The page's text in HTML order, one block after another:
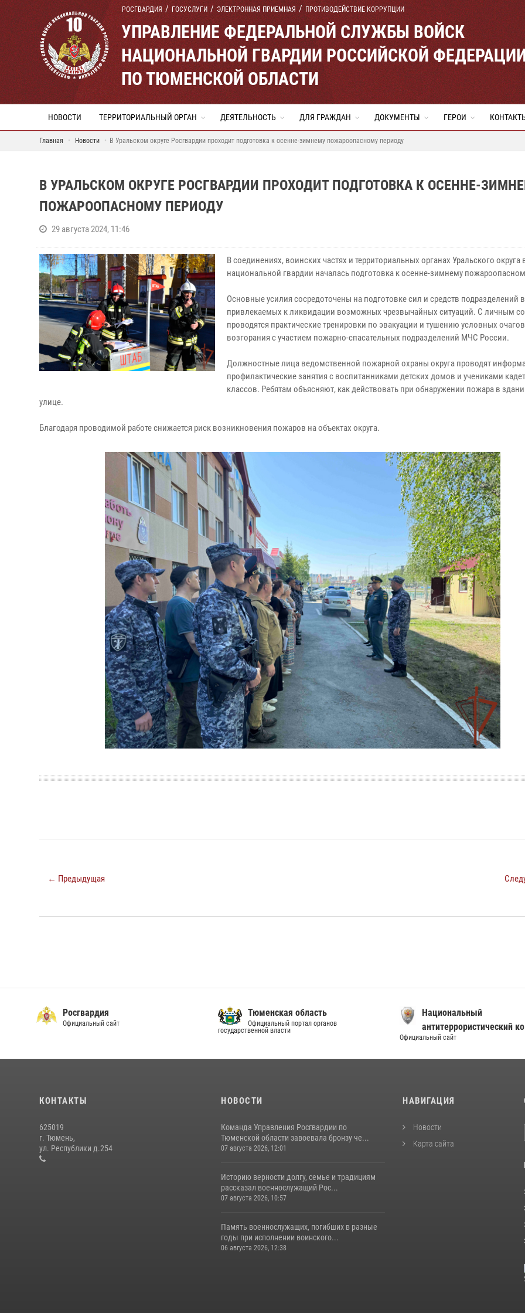
РОСГВАРДИЯ ГОСУСЛУГИ ЭЛЕКТРОННАЯ ПРИЕМНАЯ ПРОТИВОДЕЙСТВИЕ КОРРУПЦИИ
УПРАВЛЕНИЕ ФЕДЕРАЛЬНОЙ СЛУЖБЫ ВОЙСК
НАЦИОНАЛЬНОЙ ГВАРДИИ РОССИЙСКОЙ
ПО ТЮМЕНСКОЙ ОБЛАСТИ
НОВОСТИ ТЕРРИТОРИАЛЬНЫЙ ОРГАН ДЕЯТЕЛЬНОСТЬ ДЛЯ ГРАЖДАН ДОКУМЕНТЫ ГЕРОИ
Главная Новости В Уральском округе Росгвардии проходит подготовка к осенне-зимнему пожароопасному периоду
В УРАЛЬСКОМ ОКРУГЕ РОСГВАРДИИ ПРОХОДИТ ПОДГОТОВКА К ОСЕННЕ-
ПОЖАРООПАСНОМУ ПЕРИОДУ
29 августа 2024, 11:46
В соединениях, воинских частях и территориальных органах Уральского округа
национальной гвардии началась подготовка к осенне-зимнему
Основные усилия сосредоточены на подготовке сил и средств подразделений
привлекаемых к ликвидации возможных чрезвычайных ситуаций. С личным
проводятся практические тренировки по эвакуации и тушению условных очагов
возгорания с участием пожарно-спасательных подразделений МЧС России.
Должностные лица ведомственной пожарной охраны округа проводят
профилактические занятия с воспитанниками детских домов и учениками
классов. Ребятам объясняют, как действовать при обнаружении пожара в
улице.
Благодаря проводимой работе снижается риск возникновения пожаров на объектах округа.
← Предыдущая
Росгвардия
Официальный сайт
Тюменская область
Официальный портал органов
государственной власти
Национальный
антитеррористический
Официальный сайт
КОНТАКТЫ
625019
г. Тюмень,
ул. Республики д.254
НОВОСТИ
Команда Управления Росгвардии по
Тюменской области завоевала бронзу че...
07 августа 2026, 12:01
Историю верности долгу, семье и традициям
рассказал военнослужащий Рос...
07 августа 2026, 10:57
Память военнослужащих, погибших в разные
годы при исполнении воинского...
06 августа 2026, 12:38
НАВИГАЦИЯ
Новости
Карта сайта